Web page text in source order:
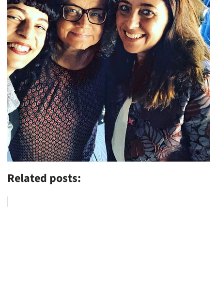
Related posts: